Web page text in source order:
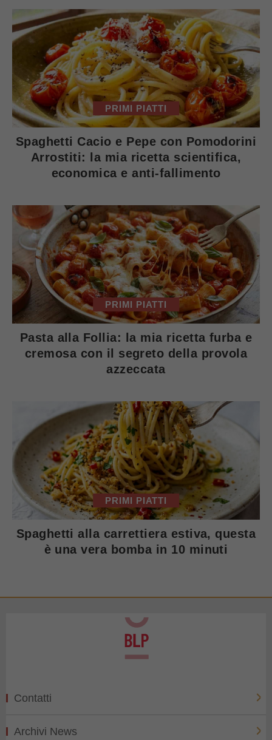
PRIMI PIATTI
Spaghetti Cacio e Pepe con Pomodorini
Arrostiti: la mia ricetta scientifica,
economica e anti-fallimento
PRIMI PIATTI
Pasta alla Follia: la mia ricetta furba e
cremosa con il segreto della provola
azzeccata
PRIMI PIATTI
Spaghetti alla carrettiera estiva, questa
è una vera bomba in 10 minuti
Contatti
Archivi News